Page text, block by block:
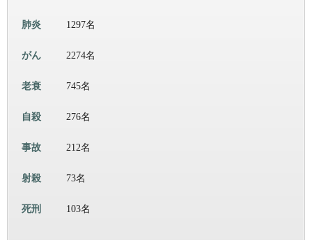
肺炎 1297名
がん 2274名
老衰 745名
自殺 276名
事故 212名
射殺 73名
死刑 103名